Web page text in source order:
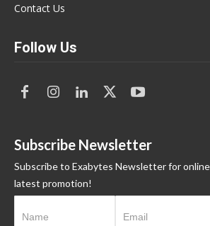
Contact Us
Follow Us
Subscribe Newsletter
Subscribe to Exabytes Newsletter for
latest promotion!